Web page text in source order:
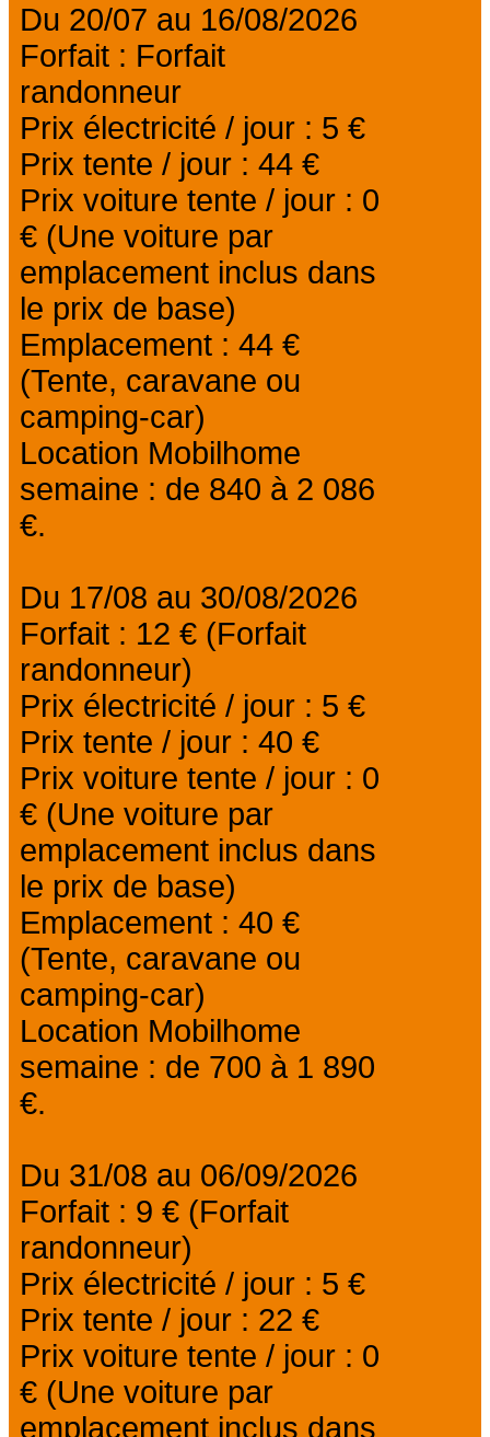
Du 20/07 au 16/08/2026
Forfait : Forfait
randonneur
Prix électricité / jour : 5 €
Prix tente / jour : 44 €
Prix voiture tente / jour : 0
€ (Une voiture par
emplacement inclus dans
le prix de base)
Emplacement : 44 €
(Tente, caravane ou
camping-car)
Location Mobilhome
semaine : de 840 à 2 086
€.
Du 17/08 au 30/08/2026
Forfait : 12 € (Forfait
randonneur)
Prix électricité / jour : 5 €
Prix tente / jour : 40 €
Prix voiture tente / jour : 0
€ (Une voiture par
emplacement inclus dans
le prix de base)
Emplacement : 40 €
(Tente, caravane ou
camping-car)
Location Mobilhome
semaine : de 700 à 1 890
€.
Du 31/08 au 06/09/2026
Forfait : 9 € (Forfait
randonneur)
Prix électricité / jour : 5 €
Prix tente / jour : 22 €
Prix voiture tente / jour : 0
€ (Une voiture par
emplacement inclus dans